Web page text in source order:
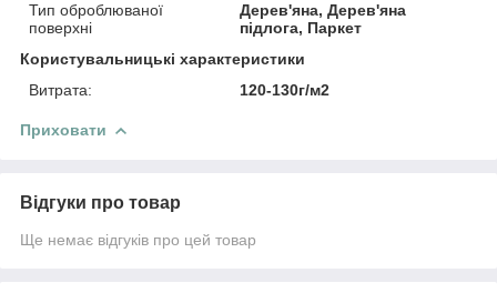
Тип оброблюваної
поверхні
Дерев'яна, Дерев'яна
підлога, Паркет
Користувальницькі характеристики
Витрата:
120-130г/м2
Приховати
Відгуки про товар
Ще немає відгуків про цей товар